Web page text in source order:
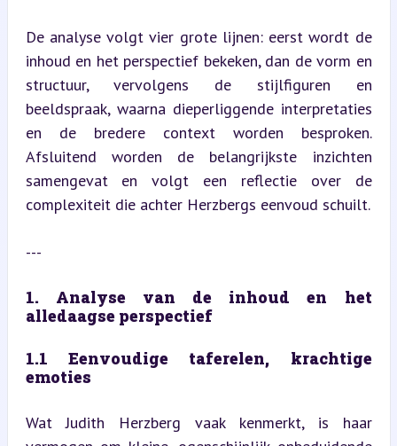
De analyse volgt vier grote lijnen: eerst wordt de
inhoud en het perspectief bekeken, dan de vorm en
structuur, vervolgens de stijlfiguren en
beeldspraak, waarna dieperliggende interpretaties
en de bredere context worden besproken.
Afsluitend worden de belangrijkste inzichten
samengevat en volgt een reflectie over de
complexiteit die achter Herzbergs eenvoud schuilt.
---
1. Analyse van de inhoud en het
alledaagse perspectief
1.1 Eenvoudige taferelen, krachtige
emoties
Wat Judith Herzberg vaak kenmerkt, is haar